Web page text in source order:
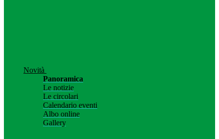
Novità
Panoramica
Le notizie
Le circolari
Calendario eventi
Albo online
Gallery